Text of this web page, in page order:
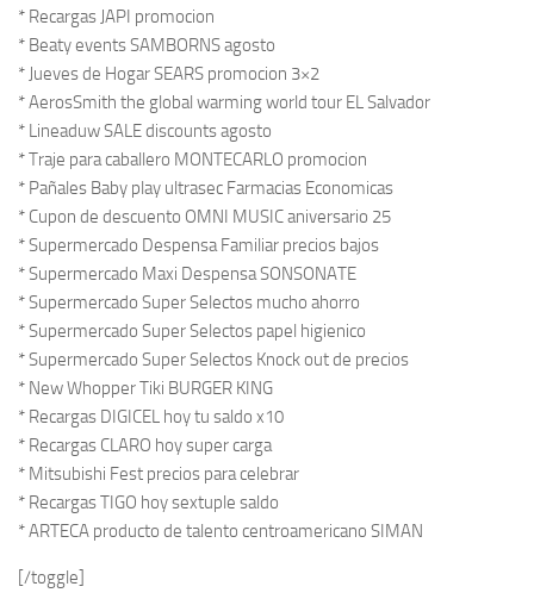
* Recargas JAPI promocion
* Beaty events SAMBORNS agosto
* Jueves de Hogar SEARS promocion 3×2
* AerosSmith the global warming world tour EL Salvador
* Lineaduw SALE discounts agosto
* Traje para caballero MONTECARLO promocion
* Pañales Baby play ultrasec Farmacias Economicas
* Cupon de descuento OMNI MUSIC aniversario 25
* Supermercado Despensa Familiar precios bajos
* Supermercado Maxi Despensa SONSONATE
* Supermercado Super Selectos mucho ahorro
* Supermercado Super Selectos papel higienico
* Supermercado Super Selectos Knock out de precios
* New Whopper Tiki BURGER KING
* Recargas DIGICEL hoy tu saldo x10
* Recargas CLARO hoy super carga
* Mitsubishi Fest precios para celebrar
* Recargas TIGO hoy sextuple saldo
* ARTECA producto de talento centroamericano SIMAN
[/toggle]